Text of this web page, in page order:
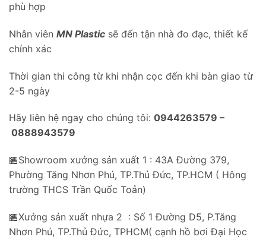
phù hợp
Nhân viên MN Plastic sẽ đến tận nhà đo đạc, thiết kế
chính xác
Thời gian thi công từ khi nhận cọc đến khi bàn giao từ
2-5 ngày
Hãy liên hệ ngay cho chúng tôi: 0944263579 –
0888943579
🏪Showroom xưởng sản xuất 1 : 43A Đường 379,
Phường Tăng Nhơn Phú, TP.Thủ Đức, TP.HCM ( Hông
trường THCS Trần Quốc Toản)
🏪Xưởng sản xuất nhựa 2 : Số 1 Đường D5, P.Tăng
Nhơn Phú, TP.Thủ Đức, TPHCM( cạnh hồ bơi Đại Học